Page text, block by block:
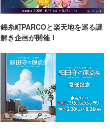
錦糸町PARCOと楽天地を巡る謎
解き企画が開催！